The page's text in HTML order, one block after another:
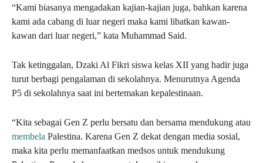
“Kami biasanya mengadakan kajian-kajian juga, bahkan karena
kami ada cabang di luar negeri maka kami libatkan kawan-
kawan dari luar negeri,” kata Muhammad Said.
Tak ketinggalan, Dzaki Al Fikri siswa kelas XII yang hadir juga
turut berbagi pengalaman di sekolahnya. Menurutnya Agenda
P5 di sekolahnya saat ini bertemakan kepalestinaan.
“Kita sebagai Gen Z perlu bersatu dan bersama mendukung atau
membela Palestina. Karena Gen Z dekat dengan media sosial,
maka kita perlu memanfaatkan medsos untuk mendukung